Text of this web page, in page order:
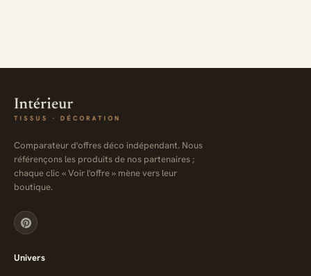
Comparateur d'offres déco indépendant. Nous
référençons les produits de nos partenaires ;
chaque clic « Voir l'offre » mène vers leur
boutique.
Univers